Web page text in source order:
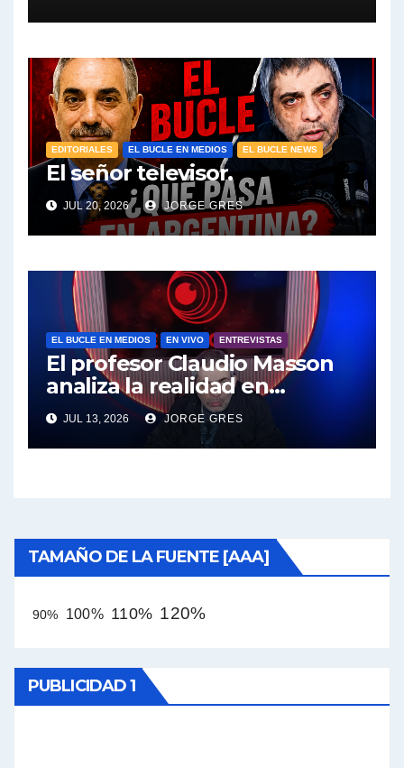
EDITORIALES EL BUCLE EN MEDIOS EL BUCLE NEWS
El señor televisor.
JUL 20, 2026 JORGE GRES
EL BUCLE EN MEDIOS EN VIVO ENTREVISTAS
El profesor Claudio Masson
analiza la realidad en
términos políticos e
intelectuales
JUL 13, 2026 JORGE GRES
TAMAÑO DE LA FUENTE [AAA]
90% 100% 110% 120%
PUBLICIDAD 1